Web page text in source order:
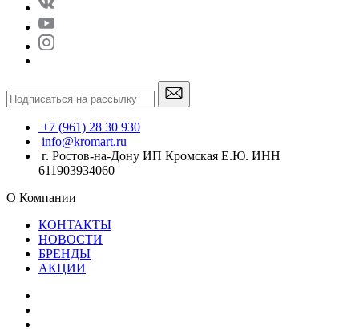
+7 (961) 28 30 930
info@kromart.ru
г. Ростов-на-Дону ИП Кромская Е.Ю. ИНН
611903934060
О Компании
КОНТАКТЫ
НОВОСТИ
БРЕНДЫ
АКЦИИ